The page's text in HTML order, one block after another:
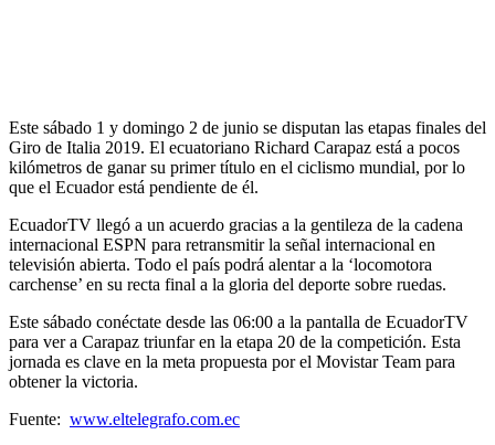
Este sábado 1 y domingo 2 de junio se disputan las etapas finales del
Giro de Italia 2019. El ecuatoriano Richard Carapaz está a pocos
kilómetros de ganar su primer título en el ciclismo mundial, por lo
que el Ecuador está pendiente de él.
EcuadorTV llegó a un acuerdo gracias a la gentileza de la cadena
internacional ESPN para retransmitir la señal internacional en
televisión abierta. Todo el país podrá alentar a la ‘locomotora
carchense’ en su recta final a la gloria del deporte sobre ruedas.
Este sábado conéctate desde las 06:00 a la pantalla de EcuadorTV
para ver a Carapaz triunfar en la etapa 20 de la competición. Esta
jornada es clave en la meta propuesta por el Movistar Team para
obtener la victoria.
Fuente: www.eltelegrafo.com.ec